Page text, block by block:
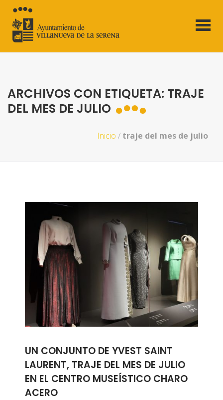
ARCHIVOS CON ETIQUETA: TRAJE
DEL MES DE JULIO
Inicio / traje del mes de julio
UN CONJUNTO DE YVEST SAINT
LAURENT, TRAJE DEL MES DE JULIO
EN EL CENTRO MUSEÍSTICO CHARO
ACERO